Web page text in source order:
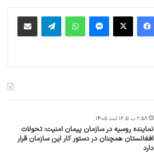
فیس بوک پیام رسان واتس آپ
نماینده روسیه در سازمان پیمان امنیت: تحولات
افغانستان همچنان در دستور کار این سازمان قرار
دارد
۲:۵۸ ب.ظ ۱۶ اسد ۱۴۰۵